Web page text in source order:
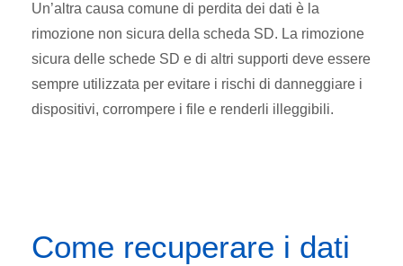
Un’altra causa comune di perdita dei dati è la
rimozione non sicura della scheda SD. La rimozione
sicura delle schede SD e di altri supporti deve essere
sempre utilizzata per evitare i rischi di danneggiare i
dispositivi, corrompere i file e renderli illeggibili.
Come recuperare i dati